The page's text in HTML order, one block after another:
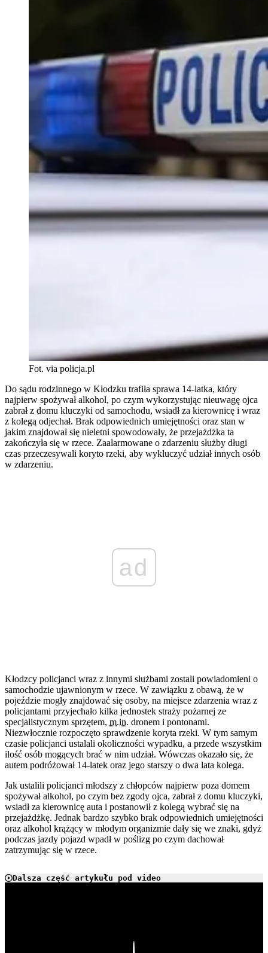
Fot. via policja.pl
Do sądu rodzinnego w Kłodzku trafiła sprawa 14-latka, który
najpierw spożywał alkohol, po czym wykorzystując nieuwagę ojca
zabrał z domu kluczyki od samochodu, wsiadł za kierownicę i wraz
z kolegą odjechał. Brak odpowiednich umiejętności oraz stan w
jakim znajdował się nieletni spowodowały, że przejażdżka ta
zakończyła się w rzece. Zaalarmowane o zdarzeniu służby długi
czas przeczesywali koryto rzeki, aby wykluczyć udział innych osób
w zdarzeniu.
ad
Kłodzcy policjanci wraz z innymi służbami zostali powiadomieni o
samochodzie ujawnionym w rzece. W zawiązku z obawą, że w
pojeździe mogły znajdować się osoby, na miejsce zdarzenia wraz z
policjantami przyjechało kilka jednostek straży pożarnej ze
specjalistycznym sprzętem, m.in. dronem i pontonami.
Niezwłocznie rozpoczęto sprawdzenie koryta rzeki. W tym samym
czasie policjanci ustalali okoliczności wypadku, a przede wszystkim
ilość osób mogących brać w nim udział. Wówczas okazało się, że
autem podróżował 14-latek oraz jego starszy o dwa lata kolega.
Jak ustalili policjanci młodszy z chłopców najpierw poza domem
spożywał alkohol, po czym bez zgody ojca, zabrał z domu kluczyki,
wsiadł za kierownicę auta i postanowił z kolegą wybrać się na
przejażdżkę. Jednak bardzo szybko brak odpowiednich umiejętności
oraz alkohol krążący w młodym organizmie dały się we znaki, gdyż
podczas jazdy pojazd wpadł w poślizg po czym dachował
zatrzymując się w rzece.
Dalsza część artykułu pod video